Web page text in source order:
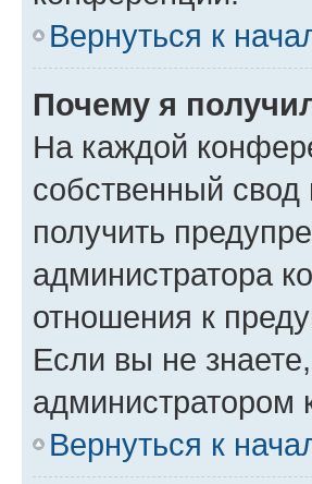
Вернуться к
Почему я
На каждой
собственный
получить
администратора
отношения к
Если вы не
администратором
Вернуться к